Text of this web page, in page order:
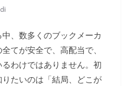
、数多くのブックメーカ
てが安全で、高配当で、
わけではありません。初
たいのは「結局、どこが